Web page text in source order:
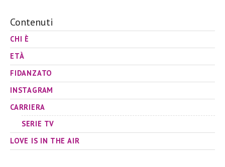
Contenuti
CHI È
ETÀ
FIDANZATO
INSTAGRAM
CARRIERA
SERIE TV
LOVE IS IN THE AIR